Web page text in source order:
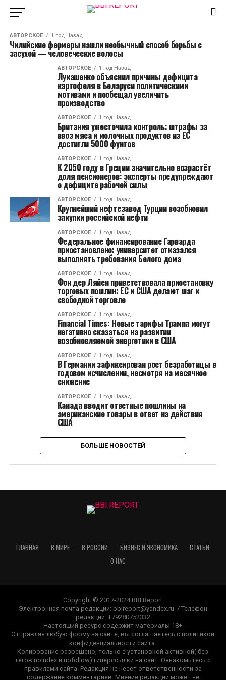
АВТОРСКОЕ 1 год Назад
Чилийские фермеры нашли необычный способ борьбы с
засухой — человеческие волосы
АВТОРСКОЕ 1 год Назад
Лукашенко объяснил причины дефицита
картофеля в Беларуси политическими
мотивами и пообещал увеличить
производство
АВТОРСКОЕ 1 год Назад
Британия ужесточила контроль: штрафы за
ввоз мяса и молочных продуктов из ЕС
достигли 5000 фунтов
АВТОРСКОЕ 1 год Назад
К 2050 году в Греции значительно возрастёт
доля пенсионеров: эксперты предупреждают
о дефиците рабочей силы
АВТОРСКОЕ 1 год Назад
Крупнейший нефтезавод Турции возобновил
закупки российской нефти
АВТОРСКОЕ 1 год Назад
Федеральное финансирование Гарварда
приостановлено: университет отказался
выполнять требования Белого дома
АВТОРСКОЕ 1 год Назад
Фон дер Ляйен приветствовала приостановку
торговых пошлин: ЕС и США делают шаг к
свободной торговле
АВТОРСКОЕ 1 год Назад
Financial Times: Новые тарифы Трампа могут
негативно сказаться на развитии
возобновляемой энергетики в США
АВТОРСКОЕ 1 год Назад
В Германии зафиксирован рост безработицы в
годовом исчислении, несмотря на месячное
снижение
АВТОРСКОЕ 1 год Назад
Канада вводит ответные пошлины на
американские товары в ответ на действия
США
БОЛЬШЕ НОВОСТЕЙ
ГЛАВНАЯ В МИРЕ В РОССИИ БИЗНЕС И ЭКОНОМИКА
СТАТЬИ
О НАС
Copyright © 2017-2024 BBI.Report
Электронная почта редакции: bbireport@yandex.ru / Телефон
редакции: +79280752332
Настоящий ресурс содержит материалы 18+
Отправляя любую форму на сайте, вы соглашаетесь с политикой
конфиденциальности сайта.
Копирование разрешено, только с установкой активной( без
тегов noindex и nofollow) гиперссылки на сайт. Ознакомьтесь с
правилами сайта. Редакция не несет ответственности за
содержание комментариев. Мнение редакции может не